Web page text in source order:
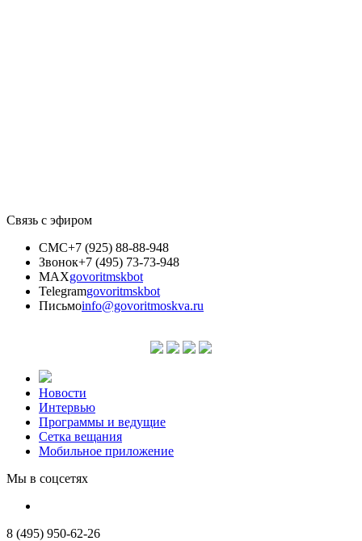
Связь с эфиром
СМС+7 (925) 88-88-948
Звонок+7 (495) 73-73-948
MAXgovoritmskbot
Telegramgovoritmskbot
Письмоinfo@govoritmoskva.ru
Новости
Интервью
Программы и ведущие
Сетка вещания
Мобильное приложение
Мы в соцсетях
8 (495) 950-62-26